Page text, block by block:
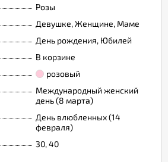
Розы
Девушке, Женщине, Маме
День рождения, Юбилей
В корзине
розовый
Международный женский
день (8 марта)
День влюбленных (14
февраля)
30, 40